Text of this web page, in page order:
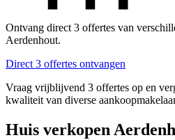
Ontvang direct 3 offertes van
Aerdenhout.
Direct 3 offertes ontvangen
Vraag vrijblijvend 3 offertes op en
kwaliteit van diverse
Huis verkopen